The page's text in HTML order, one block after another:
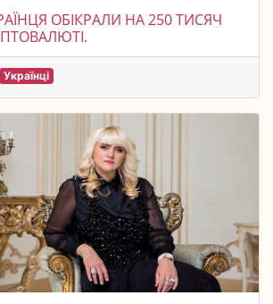
ОБІКРАЛИ НА 250 ТИСЯЧ
Українці